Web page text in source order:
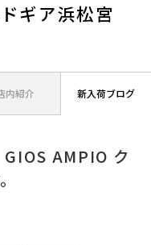
ギア浜松宮
内紹介 新入荷ブログ
AMPIO ク